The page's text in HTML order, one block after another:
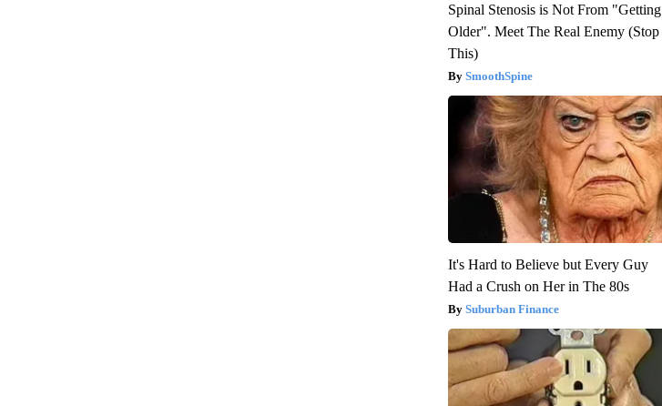
Spinal Stenosis is Not From "Getting
Older". Meet The Real Enemy (Stop
This)
SmoothSpine
It's Hard to Believe but Every Guy
Had a Crush on Her in The 80s
Suburban Finance